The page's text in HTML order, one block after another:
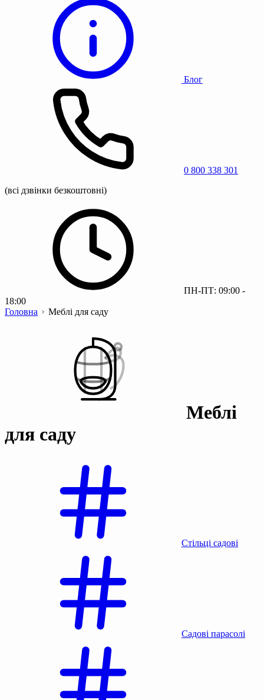
Блог
0 800 338 301
(всі дзвінки безкоштовні)
ПН-ПТ: 09:00 -
18:00
Головна
Меблі для саду
Меблі
для саду
Стільці садові
Садові парасолі